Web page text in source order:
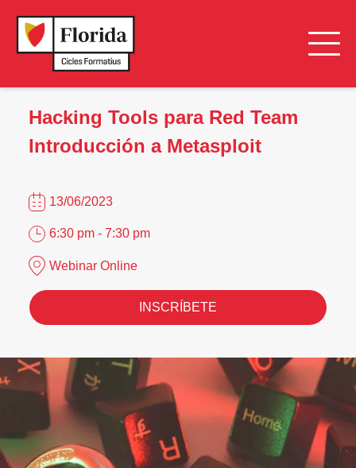
Hacking Tools para Red Team
Introducción a Metasploit
13/06/2023
6:30 pm - 7:30 pm
Webinar Online
INSCRÍBETE